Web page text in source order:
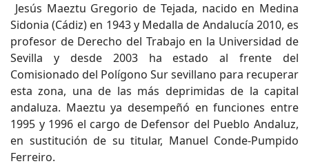
Jesús Maeztu Gregorio de Tejada, nacido en Medina
Sidonia (Cádiz) en 1943 y Medalla de Andalucía 2010, es
profesor de Derecho del Trabajo en la Universidad de
Sevilla y desde 2003 ha estado al frente del
Comisionado del Polígono Sur sevillano para recuperar
esta zona, una de las más deprimidas de la capital
andaluza. Maeztu ya desempeñó en funciones entre
1995 y 1996 el cargo de Defensor del Pueblo Andaluz,
en sustitución de su titular, Manuel Conde-Pumpido
Ferreiro.